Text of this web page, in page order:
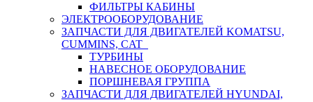
ФИЛЬТРЫ КАБИНЫ
ЭЛЕКТРООБОРУДОВАНИЕ
ЗАПЧАСТИ ДЛЯ ДВИГАТЕЛЕЙ KOMATSU,
CUMMINS, CAT
ТУРБИНЫ
НАВЕСНОЕ ОБОРУДОВАНИЕ
ПОРШНЕВАЯ ГРУППА
ЗАПЧАСТИ ДЛЯ ДВИГАТЕЛЕЙ HYUNDAI,